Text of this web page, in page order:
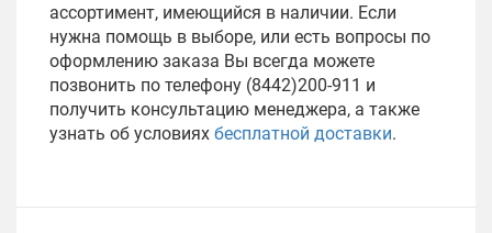
ассортимент, имеющийся в наличии. Если
нужна помощь в выборе, или есть вопросы по
оформлению заказа Вы всегда можете
позвонить по телефону (8442)200-911 и
получить консультацию менеджера, а также
узнать об условиях бесплатной доставки.